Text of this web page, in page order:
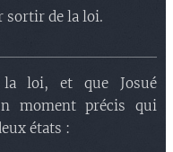
sortir de la loi.
la loi, et que Josué
moment précis qui
états :